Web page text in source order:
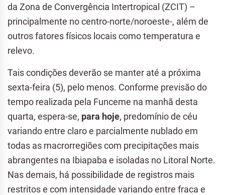
da Zona de Convergência Intertropical (ZCIT) –
principalmente no centro-norte/noroeste-, além de
outros fatores físicos locais como temperatura e
relevo.
Tais condições deverão se manter até a próxima
sexta-feira (5), pelo menos. Conforme previsão do
tempo realizada pela Funceme na manhã desta
quarta, espera-se, para hoje, predomínio de céu
variando entre claro e parcialmente nublado em
todas as macrorregiões com precipitações mais
abrangentes na Ibiapaba e isoladas no Litoral Norte.
Nas demais, há possibilidade de registros mais
restritos e com intensidade variando entre fraca e